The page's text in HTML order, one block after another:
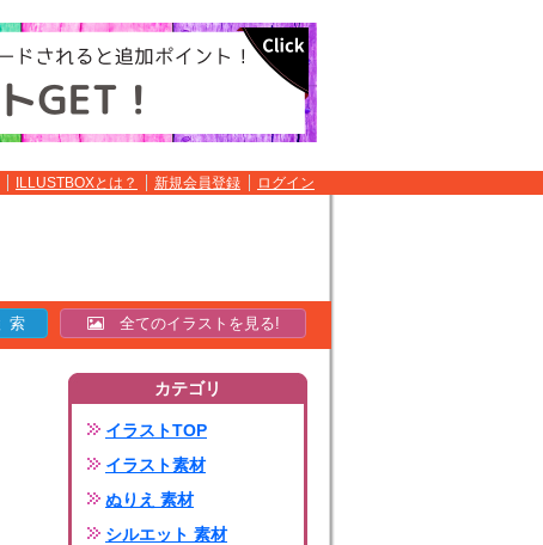
ILLUSTBOXとは？ 新規会員登録 ログイン
全てのイラストを見る!
カテゴリ
イラストTOP
イラスト素材
ぬりえ 素材
シルエット 素材